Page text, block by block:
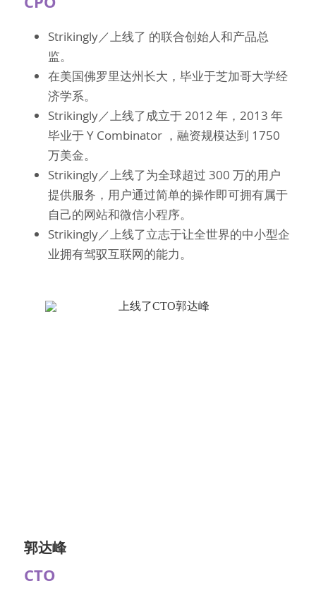
Strikingly／上线了 的联合创始人和产品总
监。
在美国佛罗里达州长大，毕业于芝加哥大学经
济学系。
Strikingly／上线了成立于 2012 年，2013 年
毕业于 Y Combinator ，融资规模达到 1750
万美金。
Strikingly／上线了为全球超过 300 万的用户
提供服务，用户通过简单的操作即可拥有属于
自己的网站和微信小程序。
Strikingly／上线了立志于让全世界的中小型企
业拥有驾驭互联网的能力。
郭达峰
CTO